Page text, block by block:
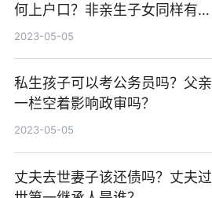
何上户口？非亲生子女同样有权
利继承遗产吗？
2023-05-05
私生孩子可以考公务员吗？父亲
一栏空着影响政审吗？
2023-05-05
丈夫去世妻子该还债吗？丈夫过